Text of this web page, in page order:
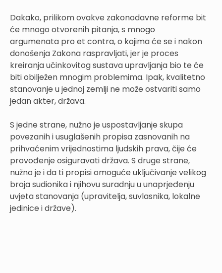
Dakako, prilikom ovakve zakonodavne reforme bit
će mnogo otvorenih pitanja, s mnogo
argumenata pro et contra, o kojima će se i nakon
donošenja Zakona raspravljati, jer je proces
kreiranja učinkovitog sustava upravljanja bio te će
biti obilježen mnogim problemima. Ipak, kvalitetno
stanovanje u jednoj zemlji ne može ostvariti samo
jedan akter, država.
S jedne strane, nužno je uspostavljanje skupa
povezanih i usuglašenih propisa zasnovanih na
prihvaćenim vrijednostima ljudskih prava, čije će
provođenje osiguravati država. S druge strane,
nužno je i da ti propisi omoguće uključivanje velikog
broja sudionika i njihovu suradnju u unaprjeđenju
uvjeta stanovanja (upravitelja, suvlasnika, lokalne
jedinice i države).